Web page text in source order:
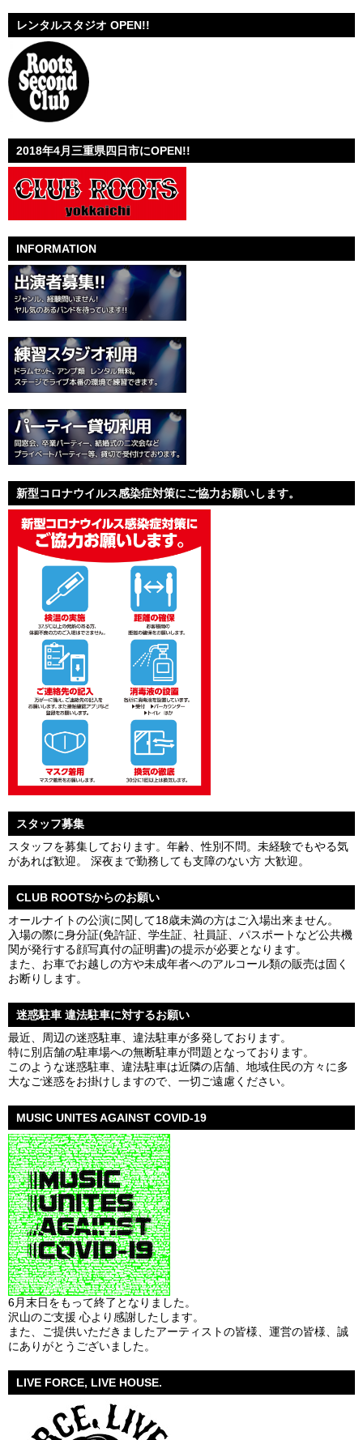
レンタルスタジオ OPEN!!
2018年4月三重県四日市にOPEN!!
INFORMATION
新型コロナウイルス感染症対策にご協力お願いします。
スタッフ募集
スタッフを募集しております。年齢、性別不問。未経験でもやる気
があれば歓迎。 深夜まで勤務しても支障のない方 大歓迎。
CLUB ROOTSからのお願い
オールナイトの公演に関して18歳未満の方はご入場出来ません。
入場の際に身分証(免許証、学生証、社員証、パスポートなど公共機
関が発行する顔写真付の証明書)の提示が必要となります。
また、お車でお越しの方や未成年者へのアルコール類の販売は固く
お断りします。
迷惑駐車 違法駐車に対するお願い
最近、周辺の迷惑駐車、違法駐車が多発しております。
特に別店舗の駐車場への無断駐車が問題となっております。
このような迷惑駐車、違法駐車は近隣の店舗、地域住民の方々に多
大なご迷惑をお掛けしますので、一切ご遠慮ください。
MUSIC UNITES AGAINST COVID-19
6月末日をもって終了となりました。
沢山のご支援 心より感謝したします。
また、ご提供いただきましたアーティストの皆様、運営の皆様、誠
にありがとうございました。
LIVE FORCE, LIVE HOUSE.